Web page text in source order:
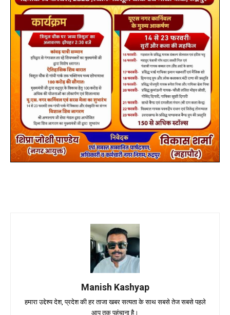
Manish Kashyap
हमारा उद्देश्य देश, प्रदेश की हर ताजा खबर सत्यता के साथ सबसे तेज सबसे पहले
आप तक पहुंचाना है।